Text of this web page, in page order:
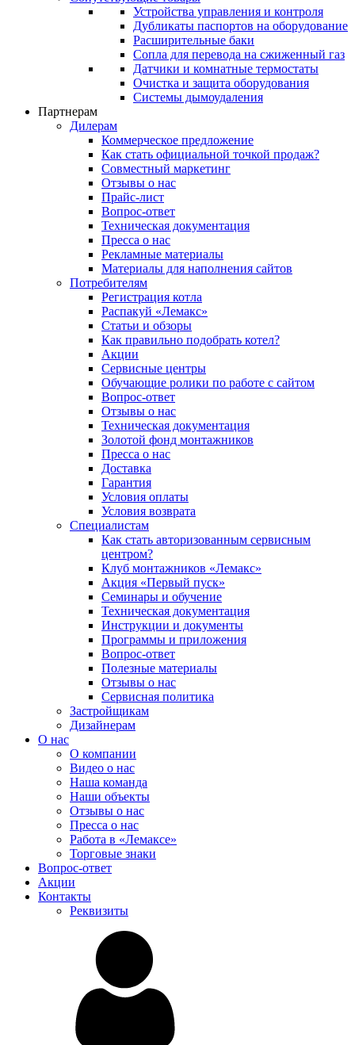
Устройства управления и контроля
Дубликаты паспортов на оборудование
Расширительные баки
Сопла для перевода на сжиженный газ
Датчики и комнатные термостаты
Очистка и защита оборудования
Системы дымоудаления
Партнерам
Дилерам
Коммерческое предложение
Как стать официальной точкой продаж?
Совместный маркетинг
Отзывы о нас
Прайс-лист
Вопрос-ответ
Техническая документация
Пресса о нас
Рекламные материалы
Материалы для наполнения сайтов
Потребителям
Регистрация котла
Распакуй «Лемакс»
Статьи и обзоры
Как правильно подобрать котел?
Акции
Сервисные центры
Обучающие ролики по работе с сайтом
Вопрос-ответ
Отзывы о нас
Техническая документация
Золотой фонд монтажников
Пресса о нас
Доставка
Гарантия
Условия оплаты
Условия возврата
Специалистам
Как стать авторизованным сервисным
центром?
Клуб монтажников «Лемакс»
Акция «Первый пуск»
Семинары и обучение
Техническая документация
Инструкции и документы
Программы и приложения
Вопрос-ответ
Полезные материалы
Отзывы о нас
Сервисная политика
Застройщикам
Дизайнерам
О нас
О компании
Видео о нас
Наша команда
Наши объекты
Отзывы о нас
Пресса о нас
Работа в «Лемаксе»
Торговые знаки
Вопрос-ответ
Акции
Контакты
Реквизиты